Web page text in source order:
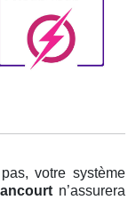
votre système
n’assurera